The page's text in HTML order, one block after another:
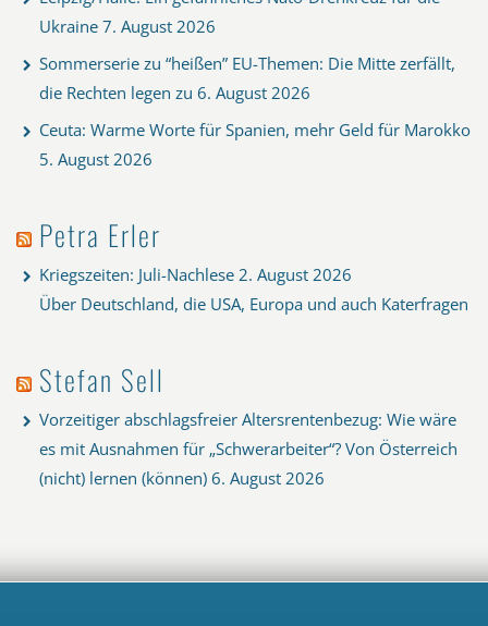
Ukraine 7. August 2026
Sommerserie zu “heißen” EU-Themen: Die Mitte zerfällt,
die Rechten legen zu 6. August 2026
Ceuta: Warme Worte für Spanien, mehr Geld für Marokko
5. August 2026
Petra Erler
Kriegszeiten: Juli-Nachlese 2. August 2026
Über Deutschland, die USA, Europa und auch Katerfragen
Stefan Sell
Vorzeitiger abschlagsfreier Altersrentenbezug: Wie wäre
es mit Ausnahmen für „Schwerarbeiter“? Von Österreich
(nicht) lernen (können) 6. August 2026